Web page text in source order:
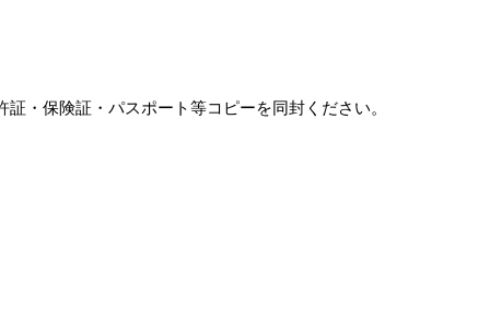
・保険証・パスポート等コピーを同封ください。